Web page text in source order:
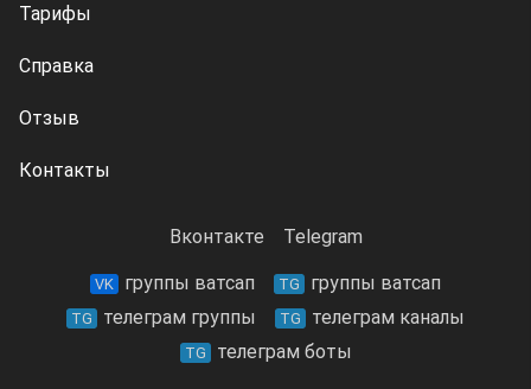
Тарифы
Справка
Отзыв
Контакты
Вконтакте Telegram
VK группы ватсап TG группы ватсап
TG телеграм группы TG телеграм каналы
TG телеграм боты